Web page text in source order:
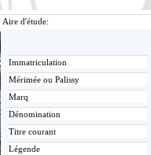
d'étude:
Immatriculation
Mérimée ou Palissy
Marq
Dénomination
Titre courant
Légende